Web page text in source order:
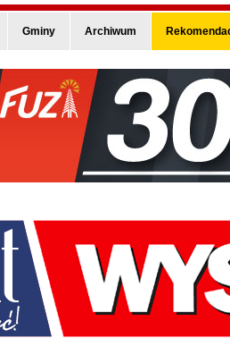
Gminy Archiwum